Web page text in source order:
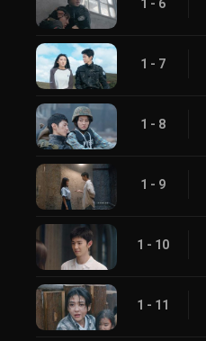
1 - 6
1 - 7
1 - 8
1 - 9
1 - 10
1 - 11